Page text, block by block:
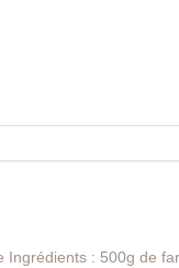
Ingrédients : 500g de